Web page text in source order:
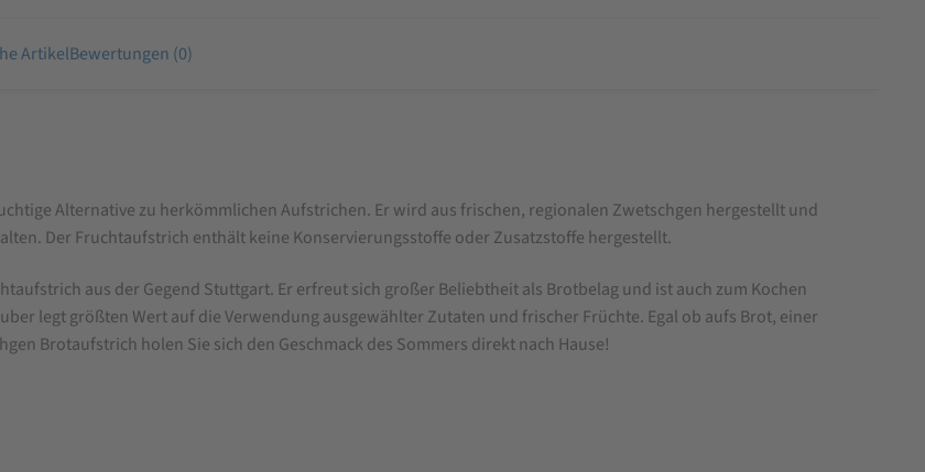
ArtikelBewertungen (0)
Alternative zu herkömmlichen Aufstrichen. Er wird aus frischen, regionalen Zwetschgen hergestellt und
Der Fruchtaufstrich enthält keine Konservierungsstoffe oder Zusatzstoffe hergestellt.
aus der Gegend Stuttgart. Er erfreut sich großer Beliebtheit als Brotbelag und ist auch zum Kochen
legt größten Wert auf die Verwendung ausgewählter Zutaten und frischer Früchte. Egal ob aufs Brot, einer
Brotaufstrich holen Sie sich den Geschmack des Sommers direkt nach Hause!